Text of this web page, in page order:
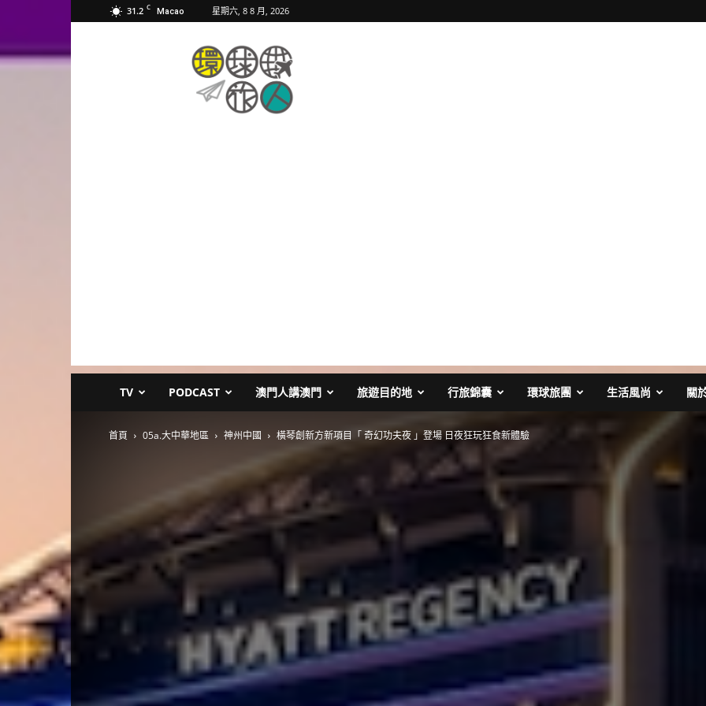
31.2 C Macao 星期六, 8 8 月, 2026
TV PODCAST 澳門人講澳門 旅遊目的地 行旅錦囊 環球旅團 生活風尚 關
首頁 05a.大中華地區 神州中國 橫琴創新方新項目「 奇幻功夫夜 」登場 日夜狂玩狂食新體驗